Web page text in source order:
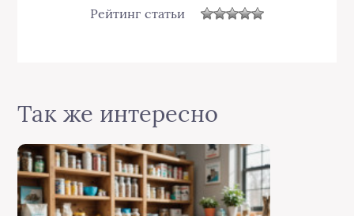
Рейтинг статьи
Так же интересно